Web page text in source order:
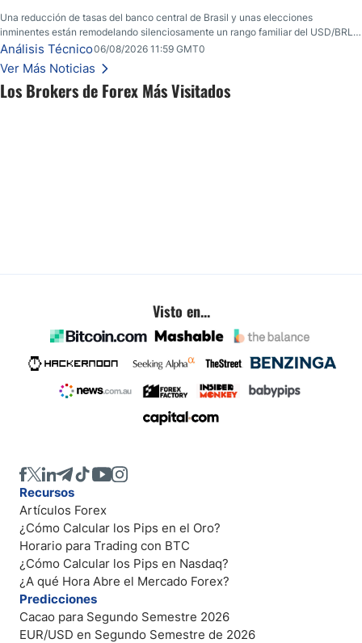
Los Brokers de Forex Más Visitados
Una reducción de tasas del banco central de Brasil y unas elecciones
inminentes están remodelando silenciosamente un rango familiar del USD/BRL.
Una reducción de tasas por parte del banco central de Brasil y unas elecciones
inminentes están remodelando silenciosamente un rango familiar del USD/BRL.
Esto es lo que los traders están observando a continuación.
Análisis Técnico06/08/2026 11:59 GMT0
Ver Más Noticias
Visto en...
Recursos
Artículos Forex
¿Cómo Calcular los Pips en el Oro?
Horario para Trading con BTC
¿Cómo Calcular los Pips en Nasdaq?
¿A qué Hora Abre el Mercado Forex?
Predicciones
Cacao para Segundo Semestre 2026
EUR/USD en Segundo Semestre de 2026